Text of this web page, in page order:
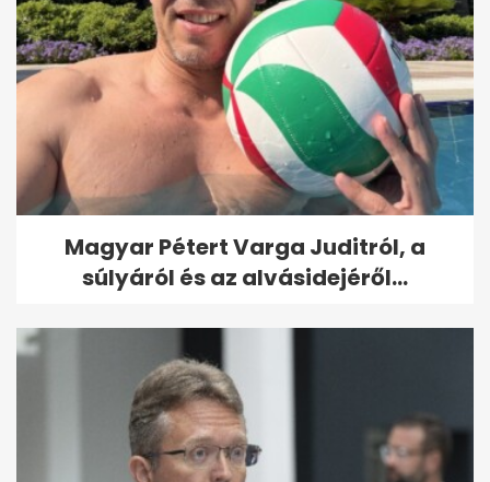
Magyar Pétert Varga Juditról, a
súlyáról és az alvásidejéről...